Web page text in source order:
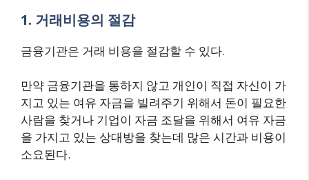
1. 거래비용의 절감
금융기관은 거래 비용을 절감할 수 있다.
만약 금융기관을 통하지 않고 개인이 직접 자신이 가
지고 있는 여유 자금을 빌려주기 위해서 돈이 필요한
사람을 찾거나 기업이 자금 조달을 위해서 여유 자금
을 가지고 있는 상대방을 찾는데 많은 시간과 비용이
소요된다.